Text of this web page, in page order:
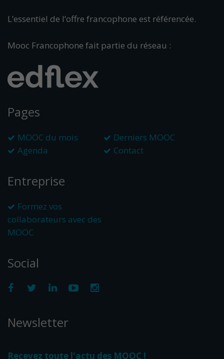
L’essentiel de l’offre francophone est référencée.
Mooc Francophone fait partie du réseau :
Pages
MOOC du mois
Derniers MOOC
Agenda
Contact
Entreprise
Formez vos
collaborateurs avec des
MOOC
Social
Newsletter
Recevez toute l'actu des MOOC !